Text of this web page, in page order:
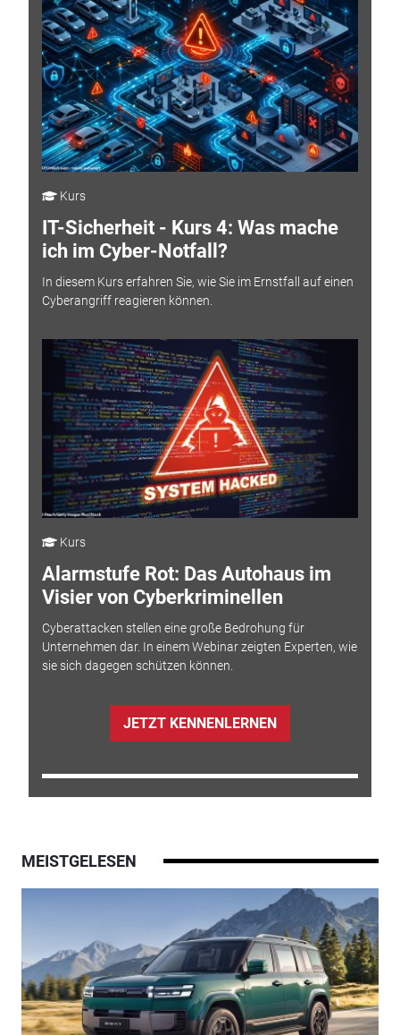
Kurs
IT-Sicherheit - Kurs 4: Was mache
ich im Cyber-Notfall?
In diesem Kurs erfahren Sie, wie Sie im Ernstfall auf einen
Cyberangriff reagieren können.
Kurs
Alarmstufe Rot: Das Autohaus im
Visier von Cyberkriminellen
Cyberattacken stellen eine große Bedrohung für
Unternehmen dar. In einem Webinar zeigten Experten, wie
sie sich dagegen schützen können.
JETZT KENNENLERNEN
MEISTGELESEN